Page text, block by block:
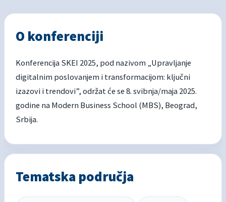
O konferenciji
Konferencija SKEI 2025, pod nazivom „Upravljanje
digitalnim poslovanjem i transformacijom: ključni
izazovi i trendovi”, održat će se 8. svibnja/maja 2025.
godine na Modern Business School (MBS), Beograd,
Srbija.
Tematska područja